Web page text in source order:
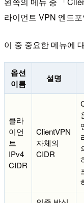
라이언트 VPN 엔드
이 중 중요한 메뉴에
옵션
이름
설명
클라
이언
트
IPv4
CIDR
ClientVPN
자체의
CIDR